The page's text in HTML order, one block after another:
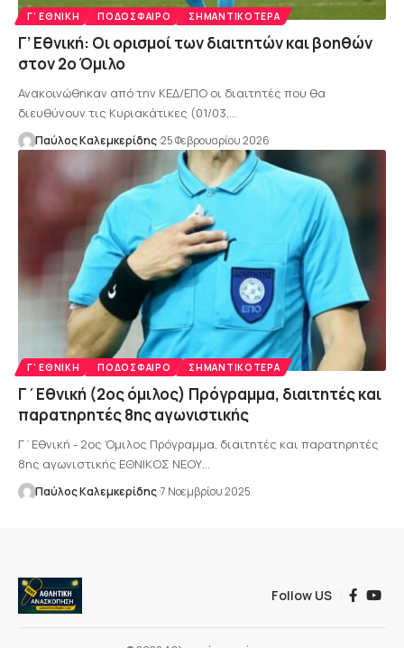
Γ' ΕΘΝΙΚΉ ΠΟΔΌΣΦΑΙΡΟ ΣΗΜΑΝΤΙΚΌΤΕΡΑ
Γ’ Εθνική: Οι ορισμοί των διαιτητών και βοηθών
στον 2ο Όμιλο
Ανακοινώθηκαν από την ΚΕΔ/ΕΠΟ οι διαιτητές που θα
διευθύνουν τις Κυριακάτικες (01/03,…
Παύλος Καλεμκερίδης 25 Φεβρουαρίου 2026
Γ' ΕΘΝΙΚΉ ΠΟΔΌΣΦΑΙΡΟ ΣΗΜΑΝΤΙΚΌΤΕΡΑ
Γ΄Εθνική (2ος όμιλος) Πρόγραμμα, διαιτητές και
παρατηρητές 8ης αγωνιστικής
Γ΄Εθνική - 2ος Όμιλος Πρόγραμμα, διαιτητές και παρατηρητές
8ης αγωνιστικής ΕΘΝΙΚΟΣ ΝΕΟΥ…
Παύλος Καλεμκερίδης 7 Νοεμβρίου 2025
Follow US